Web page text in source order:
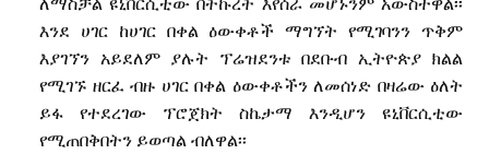
እንደ
ሀገር ከሀገር በቀል ዕውቀቶች ማግኘት የሚገባንን ጥቅም
እያገኘን
አይደለም ያሉት ፕሬዝደንቱ በደቡብ ኢትዮጵያ
ክልል
የሚገኙ ዘርፈ ብዙ ሀገር በቀል ዕውቀቶችን ለመሰነድ በዛሬው ዕለት
ይፋ
የተደረገው ፕሮጀክት ስኬታማ እንዲሆን
ዩኒቨርሲቲው
የሚጠበቅበትን ይወጣል ብለዋል፡፡